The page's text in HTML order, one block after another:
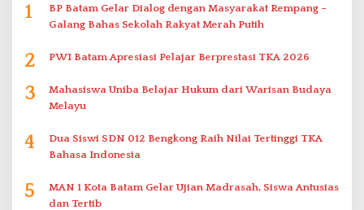
1
BP Batam Gelar Dialog dengan Masyarakat Rempang –
Galang Bahas Sekolah Rakyat Merah Putih
2 PWI Batam Apresiasi Pelajar Berprestasi TKA 2026
3
Mahasiswa Uniba Belajar Hukum dari Warisan Budaya
Melayu
4
Dua Siswi SDN 012 Bengkong Raih Nilai Tertinggi TKA
Bahasa Indonesia
5
MAN 1 Kota Batam Gelar Ujian Madrasah, Siswa Antusias
dan Tertib